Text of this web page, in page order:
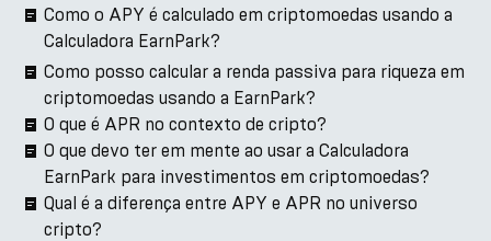
Como o APY é calculado em criptomoedas usando a
Calculadora EarnPark?
Como posso calcular a renda passiva para riqueza em
criptomoedas usando a EarnPark?
O que é APR no contexto de cripto?
O que devo ter em mente ao usar a Calculadora
EarnPark para investimentos em criptomoedas?
Qual é a diferença entre APY e APR no universo
cripto?